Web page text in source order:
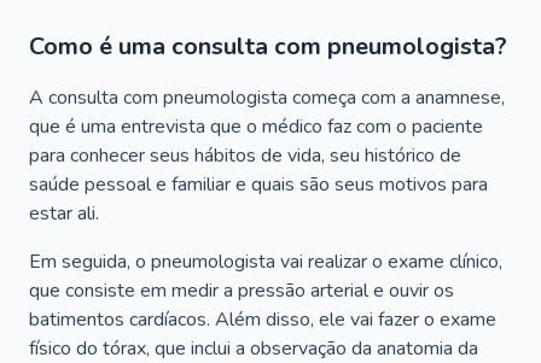
Como é uma consulta com pneumologista?
A consulta com pneumologista começa com a anamnese,
que é uma entrevista que o médico faz com o paciente
para conhecer seus hábitos de vida, seu histórico de
saúde pessoal e familiar e quais são seus motivos para
estar ali.
Em seguida, o pneumologista vai realizar o exame clínico,
que consiste em medir a pressão arterial e ouvir os
batimentos cardíacos. Além disso, ele vai fazer o exame
físico do tórax, que inclui a observação da anatomia da